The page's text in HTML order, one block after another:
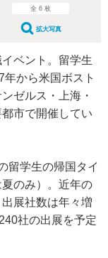
全 6 枚
拡大写真
ベント。留学生
から米国ボスト
ゼルス・上海・
市で開催してい
留学生の帰国タイ
のみ）。近年の
展社数は年々増
社の出展を予定